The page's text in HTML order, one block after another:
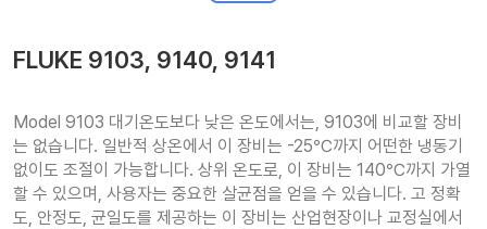
FLUKE 9103, 9140, 9141
Model 9103 대기온도보다 낮은 온도에서는, 9103에 비교할 장비
는 없습니다. 일반적 상온에서 이 장비는 -25℃까지 어떤한 냉동기
없이도 조절이 가능합니다. 상위 온도로, 이 장비는 140℃까지 가열
할 수 있으며, 사용자는 중요한 살균점을 얻을 수 있습니다. 고 정확
도, 안정도, 균일도를 제공하는 이 장비는 산업현장이나 교정실에서